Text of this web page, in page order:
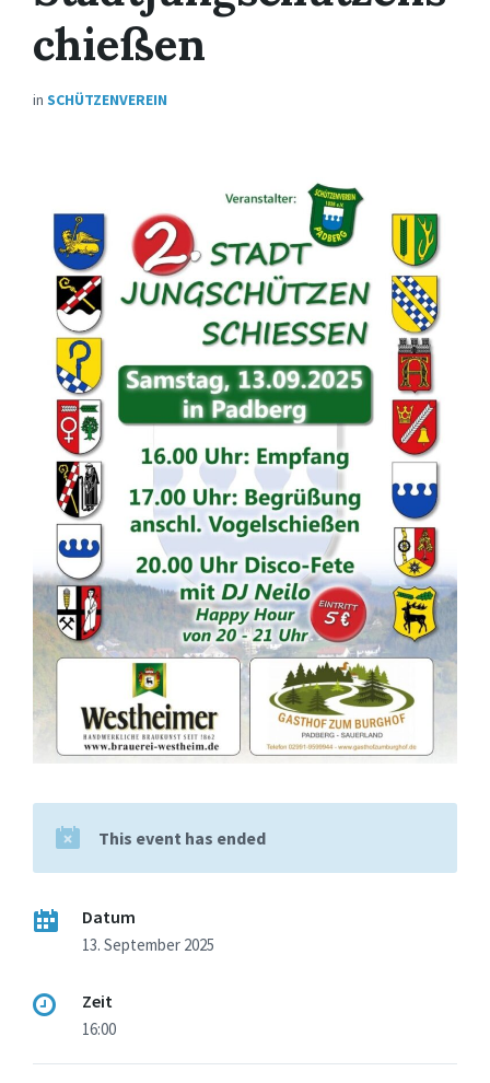
chießen
in SCHÜTZENVEREIN
This event has ended
Datum
13. September 2025
Zeit
16:00